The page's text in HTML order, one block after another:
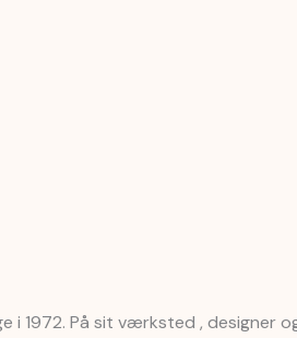
i 1972. På sit værksted , designer